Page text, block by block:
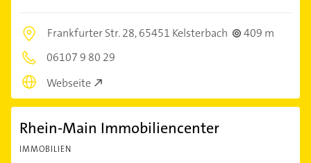
Frankfurter Str. 28,65451 Kelsterbach
409 m
06107 9 80 29
Webseite
Rhein-Main Immobiliencenter
IMMOBILIEN